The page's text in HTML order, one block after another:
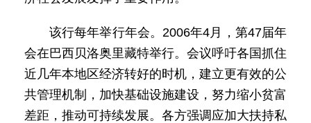
该行每年举行年会。2006年4月，第47届年
会在巴西贝洛奥里藏特举行。会议呼吁各国抓住
近几年本地区经济转好的时机，建立更有效的公
共管理机制，加快基础设施建设，努力缩小贫富
差距，推动可持续发展。各方强调应加大扶持私